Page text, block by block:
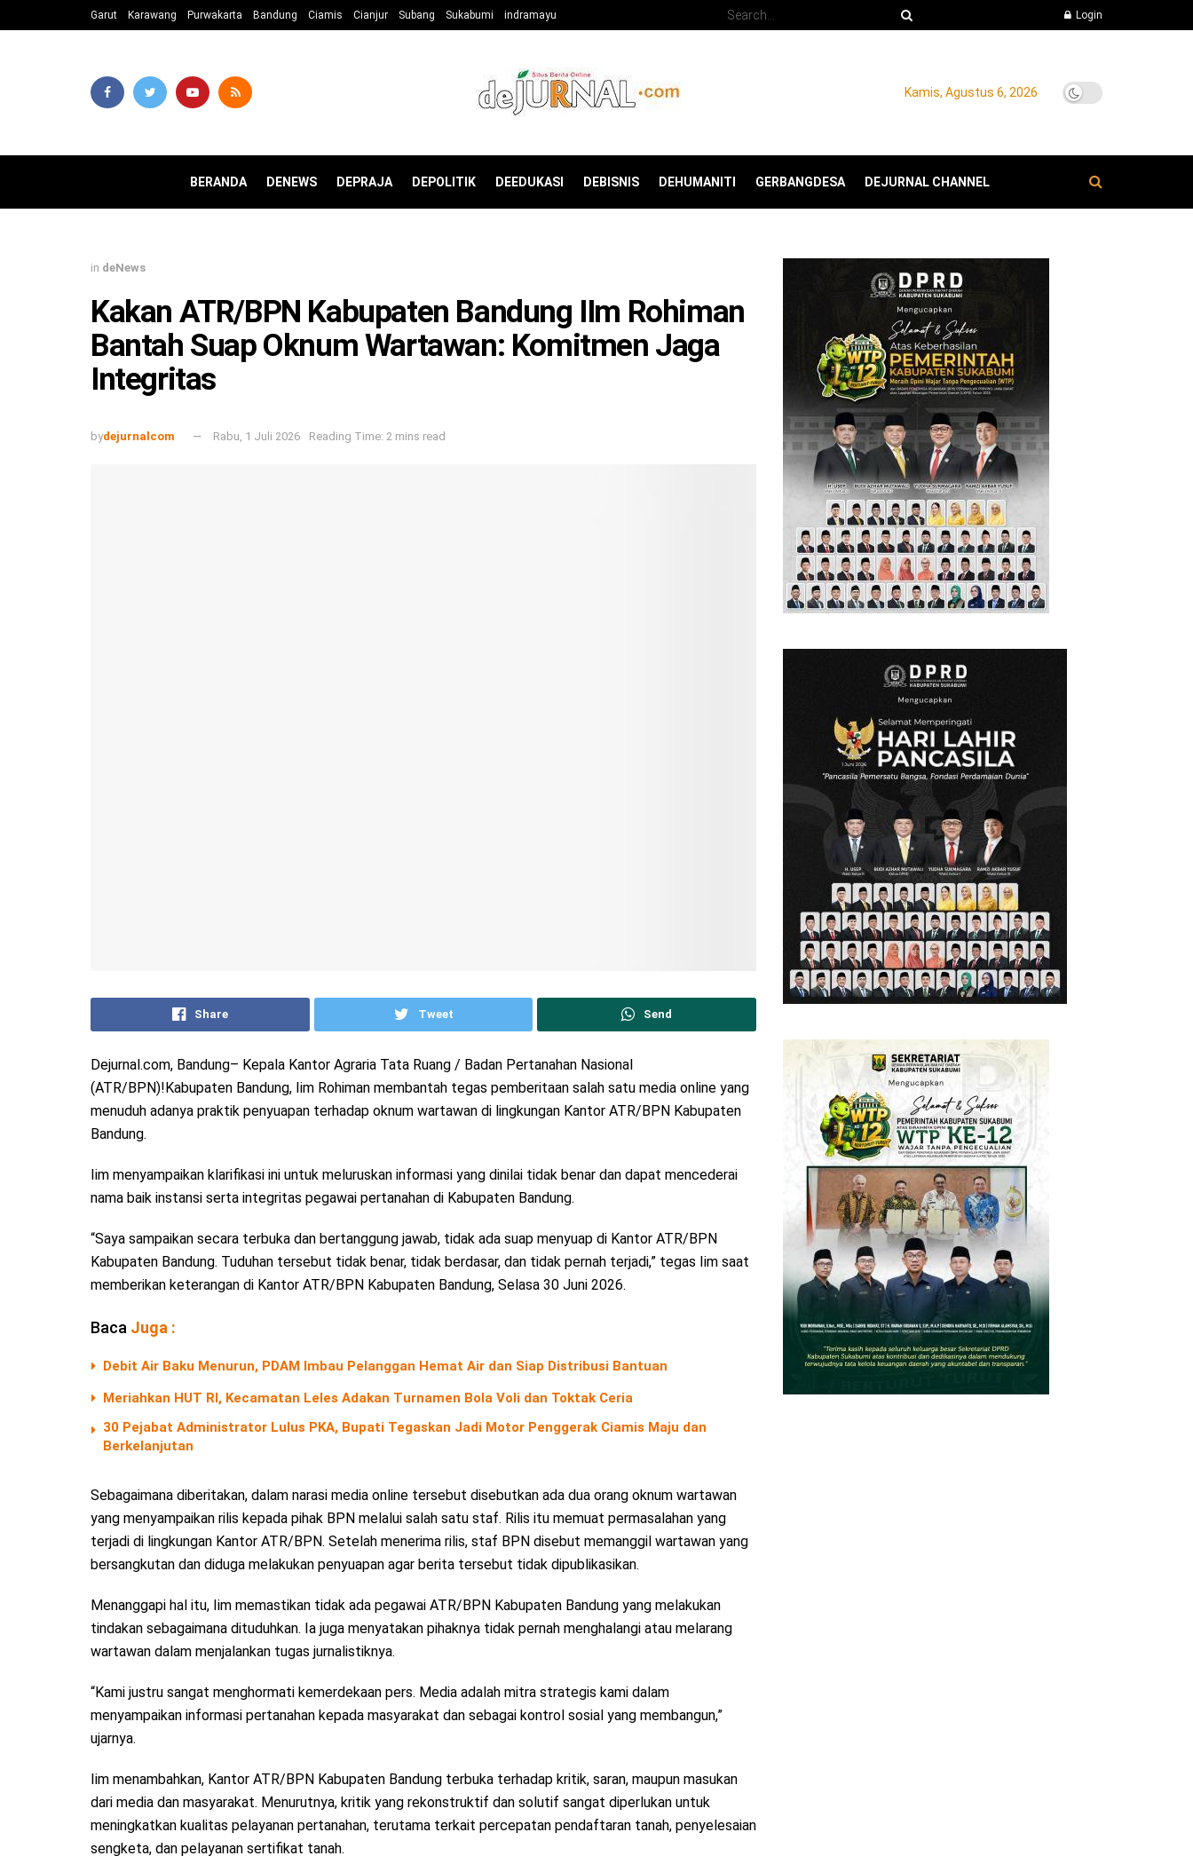
Garut Karawang Purwakarta Bandung Ciamis Cianjur Subang Sukabumi indramayu Login
Kamis, Agustus 6, 2026
BERANDA DENEWS DEPRAJA DEPOLITIK DEEDUKASI DEBISNIS DEHUMANITI GERBANGDESA DEJURNAL CHANNEL
in deNews
Kakan ATR/BPN Kabupaten Bandung IIm Rohiman
Bantah Suap Oknum Wartawan: Komitmen Jaga
Integritas
bydejurnalcom Rabu, 1 Juli 2026 Reading Time: 2 mins read
Share Tweet Send
Dejurnal.com, Bandung– Kepala Kantor Agraria Tata Ruang / Badan Pertanahan Nasional
(ATR/BPN)!Kabupaten Bandung, Iim Rohiman membantah tegas pemberitaan salah satu media online yang
menuduh adanya praktik penyuapan terhadap oknum wartawan di lingkungan Kantor ATR/BPN Kabupaten
Bandung.
Iim menyampaikan klarifikasi ini untuk meluruskan informasi yang dinilai tidak benar dan dapat mencederai
nama baik instansi serta integritas pegawai pertanahan di Kabupaten Bandung.
“Saya sampaikan secara terbuka dan bertanggung jawab, tidak ada suap menyuap di Kantor ATR/BPN
Kabupaten Bandung. Tuduhan tersebut tidak benar, tidak berdasar, dan tidak pernah terjadi,” tegas Iim saat
memberikan keterangan di Kantor ATR/BPN Kabupaten Bandung, Selasa 30 Juni 2026.
Baca Juga :
Debit Air Baku Menurun, PDAM Imbau Pelanggan Hemat Air dan Siap Distribusi Bantuan
Meriahkan HUT RI, Kecamatan Leles Adakan Turnamen Bola Voli dan Toktak Ceria
30 Pejabat Administrator Lulus PKA, Bupati Tegaskan Jadi Motor Penggerak Ciamis Maju dan
Berkelanjutan
Sebagaimana diberitakan, dalam narasi media online tersebut disebutkan ada dua orang oknum wartawan
yang menyampaikan rilis kepada pihak BPN melalui salah satu staf. Rilis itu memuat permasalahan yang
terjadi di lingkungan Kantor ATR/BPN. Setelah menerima rilis, staf BPN disebut memanggil wartawan yang
bersangkutan dan diduga melakukan penyuapan agar berita tersebut tidak dipublikasikan.
Menanggapi hal itu, Iim memastikan tidak ada pegawai ATR/BPN Kabupaten Bandung yang melakukan
tindakan sebagaimana dituduhkan. Ia juga menyatakan pihaknya tidak pernah menghalangi atau melarang
wartawan dalam menjalankan tugas jurnalistiknya.
“Kami justru sangat menghormati kemerdekaan pers. Media adalah mitra strategis kami dalam
menyampaikan informasi pertanahan kepada masyarakat dan sebagai kontrol sosial yang membangun,”
ujarnya.
Iim menambahkan, Kantor ATR/BPN Kabupaten Bandung terbuka terhadap kritik, saran, maupun masukan
dari media dan masyarakat. Menurutnya, kritik yang rekonstruktif dan solutif sangat diperlukan untuk
meningkatkan kualitas pelayanan pertanahan, terutama terkait percepatan pendaftaran tanah, penyelesaian
sengketa, dan pelayanan sertifikat tanah.